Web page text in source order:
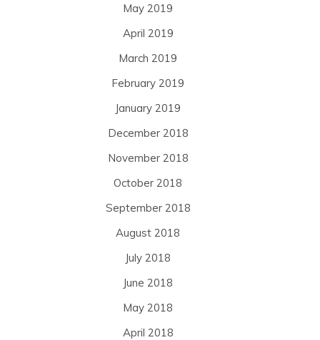
May 2019
April 2019
March 2019
February 2019
January 2019
December 2018
November 2018
October 2018
September 2018
August 2018
July 2018
June 2018
May 2018
April 2018